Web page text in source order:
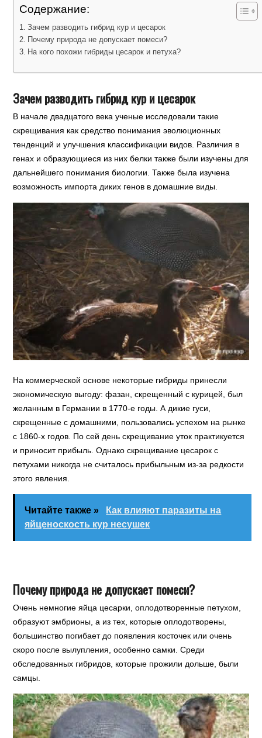
Содержание:
Зачем разводить гибрид кур и цесарок
Почему природа не допускает помеси?
На кого похожи гибриды цесарок и петуха?
Зачем разводить гибрид кур и цесарок
В начале двадцатого века ученые исследовали такие
скрещивания как средство понимания эволюционных
тенденций и улучшения классификации видов. Различия в
генах и образующиеся из них белки также были изучены для
дальнейшего понимания биологии. Также была изучена
возможность импорта диких генов в домашние виды.
На коммерческой основе некоторые гибриды принесли
экономическую выгоду: фазан, скрещенный с курицей, был
желанным в Германии в 1770-е годы. А дикие гуси,
скрещенные с домашними, пользовались успехом на рынке
с 1860-х годов. По сей день скрещивание уток практикуется
и приносит прибыль. Однако скрещивание цесарок с
петухами никогда не считалось прибыльным из-за редкости
этого явления.
Читайте также »
Как влияют паразиты на
яйценоскость кур несушек
Почему природа не допускает помеси?
Очень немногие яйца цесарки, оплодотворенные петухом,
образуют эмбрионы, а из тех, которые оплодотворены,
большинство погибает до появления косточек или очень
скоро после вылупления, особенно самки. Среди
обследованных гибридов, которые прожили дольше, были
самцы.